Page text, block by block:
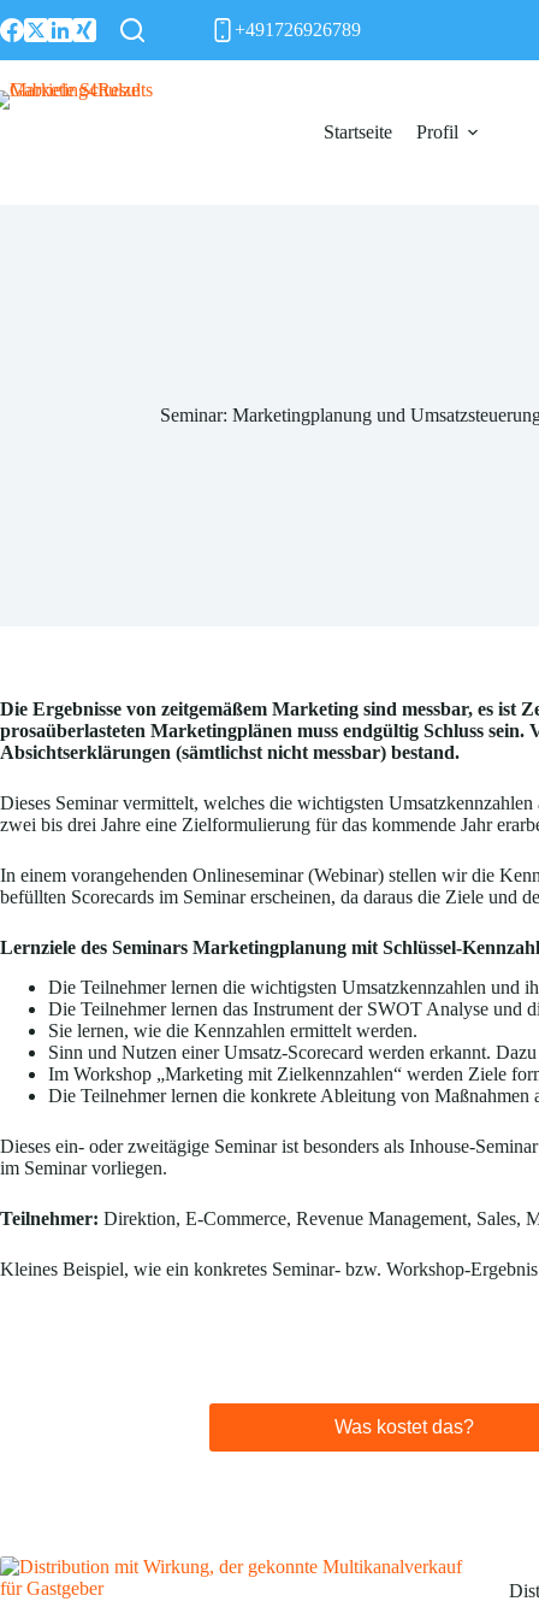
Inhalt
+491726926789
Startseite Profil
Seminar: Marketingplanung und
Die Ergebnisse von zeitgemäßem Marketing sind messbar, es
prosaüberlasteten Marketingplänen muss endgültig Schluss
Absichtserklärungen (sämtlichst nicht messbar) bestand.
Dieses Seminar vermittelt, welches die wichtigsten
zwei bis drei Jahre eine Zielformulierung für das kommende Jahr
In einem vorangehenden Onlineseminar (Webinar) stellen wir die
befüllten Scorecards im Seminar erscheinen, da daraus die Ziele und
Lernziele des Seminars Marketingplanung mit Schlüssel-
Die Teilnehmer lernen die wichtigsten Umsatzkennzahlen und
Die Teilnehmer lernen das Instrument der SWOT Analyse und
Sie lernen, wie die Kennzahlen ermittelt werden.
Sinn und Nutzen einer Umsatz-Scorecard werden erkannt.
Im Workshop „Marketing mit Zielkennzahlen“ werden Ziele
Die Teilnehmer lernen die konkrete Ableitung von Maßnahmen
Dieses ein- oder zweitägige Seminar ist besonders als Inhouse-
im Seminar vorliegen.
Teilnehmer: Direktion, E-Commerce, Revenue Management, Sales,
Kleines Beispiel, wie ein konkretes Seminar- bzw. Workshop-Ergebnis
Was kostet das?